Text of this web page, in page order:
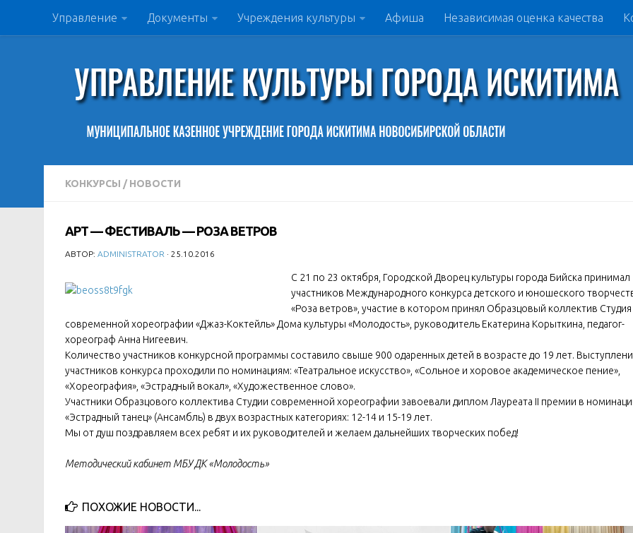
Управление Документы Учреждения культуры Афиша Независимая оценка качества
КОНКУРСЫ / НОВОСТИ
АРТ — ФЕСТИВАЛЬ — РОЗА ВЕТРОВ
АВТОР: ADMINISTRATOR · 25.10.2016
С 21 по 23 октября, Городской Дворец культуры города Бийска принимал
участников Международного конкурса детского и юношеского
«Роза ветров», участие в котором принял Образцовый коллектив Студия
современной хореографии «Джаз-Коктейль» Дома культуры «Молодость», руководитель Екатерина Корыткина, педагог-
хореограф Анна Нигеевич.
Количество участников конкурсной программы составило свыше 900 одаренных детей в возрасте до 19 лет.
участников конкурса проходили по номинациям: «Театральное искусство», «Сольное и хоровое академическое пение»,
«Хореография», «Эстрадный вокал», «Художественное слово».
Участники Образцового коллектива Студии современной хореографии завоевали диплом Лауреата II премии в
«Эстрадный танец» (Ансамбль) в двух возрастных категориях: 12-14 и 15-19 лет.
Мы от душ поздравляем всех ребят и их руководителей и желаем дальнейших творческих побед!
Методический кабинет МБУ ДК «Молодость»
ПОХОЖИЕ НОВОСТИ...